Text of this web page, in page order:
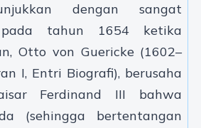
dengan sangat
pada tahun 1654 ketika
Otto von Guericke (1602–
I, Entri Biografi), berusaha
Ferdinand III bahwa
(sehingga bertentangan